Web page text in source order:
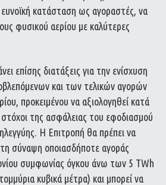
ευνοϊκή κατάσταση ως αγοραστές, να
φυσικού αερίου με καλύτερες
επίσης διατάξεις για την ενίσχυση
και των τελικών αγορών
προκειμένου να αξιολογηθεί κατά
στόχοι της ασφάλειας του εφοδιασμού
Η Επιτροπή θα πρέπει να
σύναψη οποιασδήποτε αγοράς
συμφωνίας όγκου άνω των 5 TWh
κυβικά μέτρα) και μπορεί να